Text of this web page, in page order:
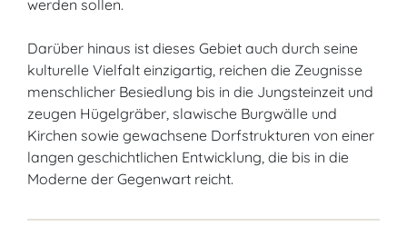
werden sollen.
Darüber hinaus ist dieses Gebiet auch durch seine
kulturelle Vielfalt einzigartig, reichen die Zeugnisse
menschlicher Besiedlung bis in die Jungsteinzeit und
zeugen Hügelgräber, slawische Burgwälle und
Kirchen sowie gewachsene Dorfstrukturen von einer
langen geschichtlichen Entwicklung, die bis in die
Moderne der Gegenwart reicht.